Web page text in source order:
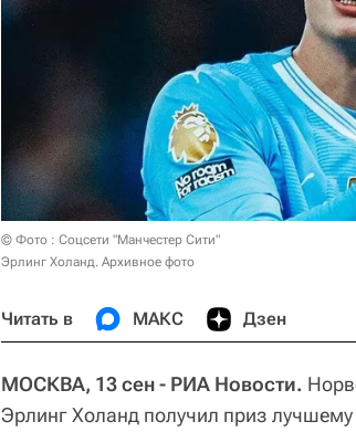
© Фото : Соцсети "Манчестер Сити"
Эрлинг Холанд. Архивное фото
Читать в МАКС Дзен
МОСКВА, 13 сен - РИА Новости.
Эрлинг Холанд получил приз